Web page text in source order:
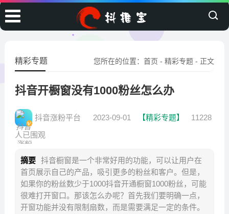
您所在的位置：首页 -精彩专题 - 正文
精彩专题
抖音开橱窗没有1000粉丝怎么办
抖音涨粉平台 2023-09-01 【精彩专题】
11228
人已围观
摘要 抖音橱窗是一个非常好用的功能，可以让用户在
首页展示自己的产品，吸引更多的粉丝和客户。但是，
如果你的粉丝数少于1000抖音开通橱窗1000粉丝，可能
很难打开窗口。那该怎么办呢？首先我们要明确一点，
开窗功能并没有限制扇数，而是需要满足一定的条件。